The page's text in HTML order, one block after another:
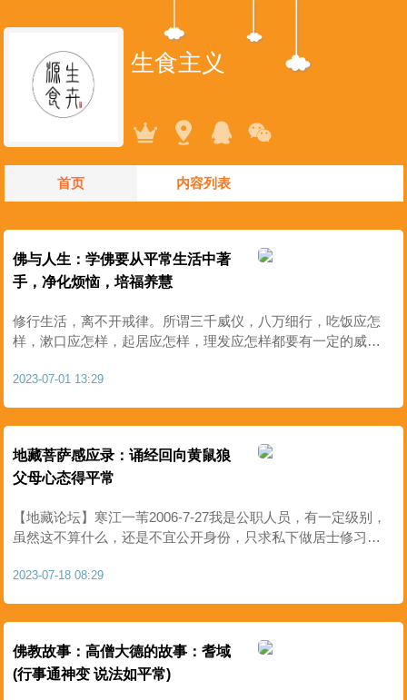
生食主义
首页 内容列表
佛与人生：学佛要从平常生活中著
手，净化烦恼，培福养慧
修行生活，离不开戒律。所谓三千威仪，八万细行，吃饭应怎
样，漱口应怎样，起居应怎样，理发应怎样都要有一定的威
它当作我们修行人每天修行的座右铭，随时提醒我们怎么样用
2023-07-01 13:29
地藏菩萨感应录：诵经回向黄鼠狼
父母心态得平常
【地藏论坛】寒江一苇2006-7-27我是公职人员，有一定级别，
虽然这不算什么，还是不宜公开身份，只求私下做居士修习佛
了一首歌曲，是何训田的《春歌》，我百听不厌，又去搜索他
2023-07-18 08:29
佛教故事：高僧大德的故事：耆域
(行事通神变 说法如平常)